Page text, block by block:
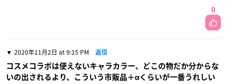
0
2020年11月2日 at 9:15 PM 返信
コスメコラボは使えないキャラカラー、どこの物だか分からな
いの出されるより、こういう市販品＋αくらいが一番うれしい